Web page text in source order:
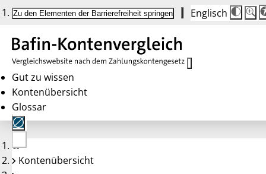
Zu den Elementen der Barrierefreiheit springen Englisch
Die
100
Gut zu wissen
Kontenübersicht
Glossar
Keine
Konten
Kontenübersicht